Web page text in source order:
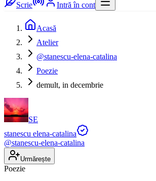
Scrie Intră în cont
Acasă
Atelier
@stanescu-elena-catalina
Poezie
demult, in decembrie
SE
stanescu elena-catalina
@stanescu-elena-catalina
Urmărește
Poezie